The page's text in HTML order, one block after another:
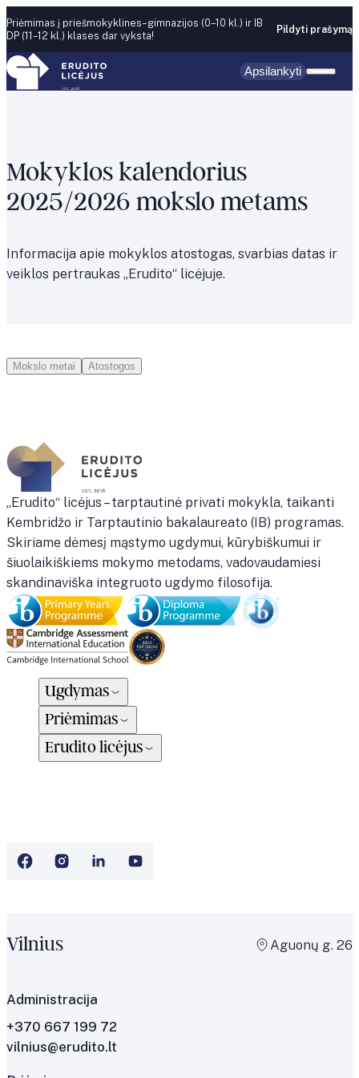
Skip to content
Priėmimas į priešmokyklines–gimnazijos (0–10 kl.) ir IB
DP (11–12 kl.) klases dar vyksta!
Pildyti prašymą
Apsilankyti
Mokyklos kalendorius
2025/2026 mokslo metams
Informacija apie mokyklos atostogas, svarbias datas ir
veiklos pertraukas „Erudito“ licėjuje.
Mokslo metai Atostogos
„Erudito“ licėjus – tarptautinė privati mokykla, taikanti
Kembridžo ir Tarptautinio bakalaureato (IB) programas.
Skiriame dėmesį mąstymo ugdymui, kūrybiškumui ir
šiuolaikiškiems mokymo metodams, vadovaudamiesi
skandinaviška integruoto ugdymo filosofija.
Ugdymas
Priėmimas
Erudito licėjus
Vilnius Aguonų g. 26
Administracija
+370 667 199 72
vilnius@erudito.lt